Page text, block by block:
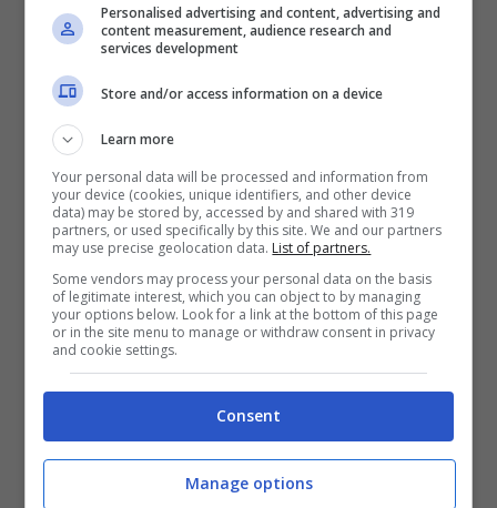
avventura e attenzione a quello che può
accadere da un momento all’altro.
Secondo le ultime notizie, infatti, presto
potrebbe essere svelata anche la nuova
destinazione del bomber svedese che ha
attirato l’attenzione delle migliori squadre
in Europa.
Personalised advertising and content, advertising and
content measurement, audience research and
services development
Store and/or access information on a device
Learn more
Your personal data will be processed and information from
your device (cookies, unique identifiers, and other device
data) may be stored by, accessed by and shared with 319
partners, or used specifically by this site. We and our partners
may use precise geolocation data. List of partners.
Some vendors may process your personal data on the basis
of legitimate interest, which you can object to by managing
your options below. Look for a link at the bottom of this page
or in the site menu to manage or withdraw consent in privacy
and cookie settings.
Consent
Manage options